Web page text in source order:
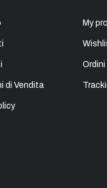
di Vendita
My
Ordini